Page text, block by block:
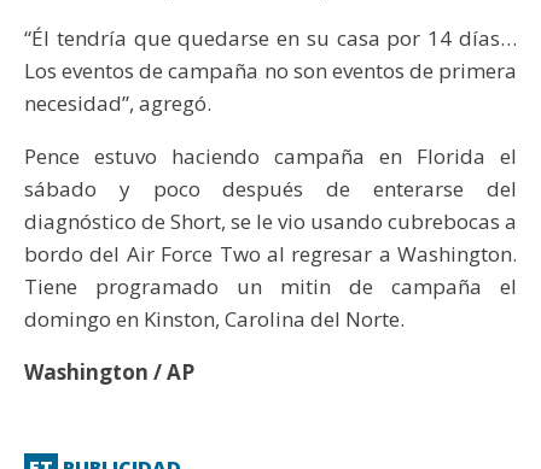
“Él tendría que quedarse en su casa por 14 días…
Los eventos de campaña no son eventos de primera
necesidad”, agregó.
Pence estuvo haciendo campaña en Florida el
sábado y poco después de enterarse del
diagnóstico de Short, se le vio usando cubrebocas a
bordo del Air Force Two al regresar a Washington.
Tiene programado un mitin de campaña el
domingo en Kinston, Carolina del Norte.
Washington / AP